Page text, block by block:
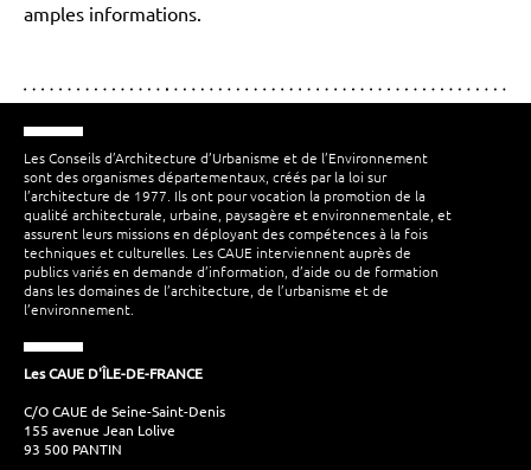
amples informations.
Les Conseils d’Architecture d’Urbanisme et de l’Environnement
sont des organismes départementaux, créés par la loi sur
l’architecture de 1977. Ils ont pour vocation la promotion de la
qualité architecturale, urbaine, paysagère et environnementale, et
assurent leurs missions en déployant des compétences à la fois
techniques et culturelles. Les CAUE interviennent auprès de
publics variés en demande d’information, d’aide ou de formation
dans les domaines de l’architecture, de l’urbanisme et de
l’environnement.
Les CAUE D'ÎLE-DE-FRANCE
C/O CAUE de Seine-Saint-Denis
155 avenue Jean Lolive
93 500 PANTIN